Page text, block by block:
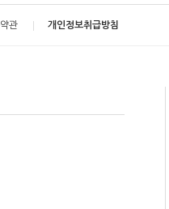
관 개인정보취급방침